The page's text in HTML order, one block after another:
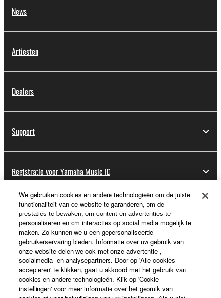
News
Artiesten
Dealers
Support
Registratie voor Yamaha Music ID
Over Yamaha
Nederland / België / Luxemburg - Dutch
Business
We gebruiken cookies en andere technologieën om de juiste
functionaliteit van de website te garanderen, om de
prestaties te bewaken, om content en advertenties te
personaliseren en om interacties op social media mogelijk te
maken. Zo kunnen we u een gepersonaliseerde
gebruikerservaring bieden. Informatie over uw gebruik van
onze website delen we ook met onze advertentie-,
socialmedia- en analysepartners. Door op 'Alle cookies
accepteren' te klikken, gaat u akkoord met het gebruik van
cookies en andere technologieën. Klik op 'Cookie-
instellingen' voor meer informatie over het gebruik van